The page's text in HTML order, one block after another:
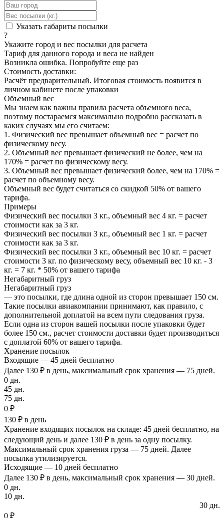
Указать габариты посылки
?
Укажите город и вес посылки для расчета
Тариф для данного города и веса не найден
Возникла ошибка. Попробуйте еще раз
Стоимость доставки:
Расчёт предварительный. Итоговая стоимость появится в
личном кабинете после упаковки
Объемный вес
Мы знаем как важны правила расчета объемного веса,
поэтому постараемся максимально подробно рассказать в
каких случаях мы его считаем:
1. Физический вес превышает объемный вес = расчет по
физическому весу.
2. Объемный вес превышает физический не более, чем на
170% = расчет по физическому весу.
3. Объемный вес превышает физический более, чем на 170% =
расчет по объемному весу.
Объемный вес будет считаться со скидкой 50% от вашего
тарифа.
Примеры
Физический вес посылки 3 кг., объемный вес 4 кг. = расчет
стоимости как за 3 кг.
Физический вес посылки 3 кг., объемный вес 1 кг. = расчет
стоимости как за 3 кг.
Физический вес посылки 3 кг., объемный вес 10 кг. = расчет
стоимости 3 кг. по физическому весу, объемный вес 10 кг. - 3
кг. = 7 кг. * 50% от вашего тарифа
Негабаритный груз
Негабаритный груз
— это посылки, где длина одной из сторон превышает 150 см.
Такие посылки авиакомпании принимают, как правило, с
дополнительной доплатой на всем пути следования груза.
Если одна из сторон вашей посылки после упаковки будет
более 150 см., расчет стоимости доставки будет производиться
с доплатой 60% от вашего тарифа.
Хранение посылок
Входящие — 45 дней бесплатно
Далее 130 ₽ в день, максимальный срок хранения — 75 дней.
0 дн.
45 дн.
75 дн.
0 ₽
130 ₽ в день
Хранение входящих посылок на складе: 45 дней бесплатно, на
следующий день и далее 130 ₽ в день за одну посылку.
Максимальный срок хранения груза — 75 дней. Далее
посылка утилизируется.
Исходящие — 10 дней бесплатно
Далее 130 ₽ в день, максимальный срок хранения — 30 дней.
0 дн.
10 дн.
30 дн.
0 ₽